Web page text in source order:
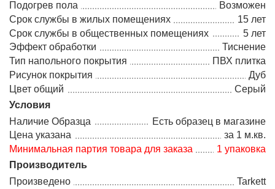
Подогрев пола
Возможен
Срок службы в жилых помещениях
15 лет
Срок службы в общественных помещениях
5 лет
Эффект обработки
Тиснение
Тип напольного покрытия
ПВХ плитка
Рисунок покрытия
Дуб
Цвет общий
Серый
Условия
Наличие Образца
Есть образец в магазине
Цена указана
за 1 м.кв.
Минимальная партия товара для заказа
1 упаковка
Производитель
Произведено
Tarkett